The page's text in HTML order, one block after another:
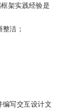
架实践经验是
洁；
写交互设计文